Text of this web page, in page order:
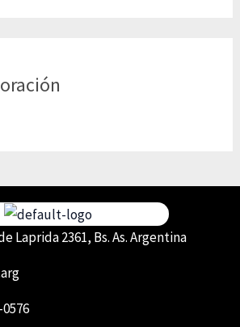
Laprida 2361, Bs. As. Argentina
0576